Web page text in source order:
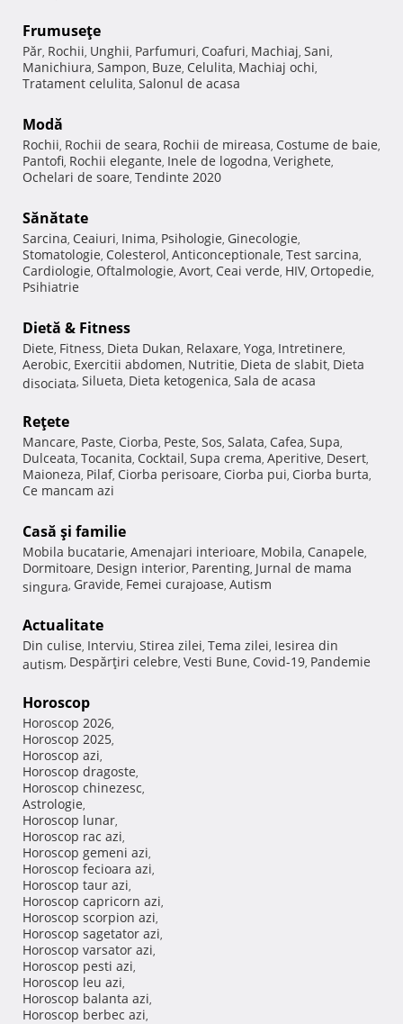
Frumuseţe
Păr, Rochii, Unghii, Parfumuri, Coafuri, Machiaj, Sani,
Manichiura, Sampon, Buze, Celulita, Machiaj ochi,
Tratament celulita, Salonul de acasa
Modă
Rochii, Rochii de seara, Rochii de mireasa, Costume de baie,
Pantofi, Rochii elegante, Inele de logodna, Verighete,
Ochelari de soare, Tendinte 2020
Sănătate
Sarcina, Ceaiuri, Inima, Psihologie, Ginecologie,
Stomatologie, Colesterol, Anticonceptionale, Test sarcina,
Cardiologie, Oftalmologie, Avort, Ceai verde, HIV, Ortopedie,
Psihiatrie
Dietă & Fitness
Diete, Fitness, Dieta Dukan, Relaxare, Yoga, Intretinere,
Aerobic, Exercitii abdomen, Nutritie, Dieta de slabit, Dieta
disociata, Silueta, Dieta ketogenica, Sala de acasa
Reţete
Mancare, Paste, Ciorba, Peste, Sos, Salata, Cafea, Supa,
Dulceata, Tocanita, Cocktail, Supa crema, Aperitive, Desert,
Maioneza, Pilaf, Ciorba perisoare, Ciorba pui, Ciorba burta,
Ce mancam azi
Casă şi familie
Mobila bucatarie, Amenajari interioare, Mobila, Canapele,
Dormitoare, Design interior, Parenting, Jurnal de mama
singura, Gravide, Femei curajoase, Autism
Actualitate
Din culise, Interviu, Stirea zilei, Tema zilei, Iesirea din
autism, Despărţiri celebre, Vesti Bune, Covid-19, Pandemie
Horoscop
Horoscop 2026,
Horoscop 2025,
Horoscop azi,
Horoscop dragoste,
Horoscop chinezesc,
Astrologie,
Horoscop lunar,
Horoscop rac azi,
Horoscop gemeni azi,
Horoscop fecioara azi,
Horoscop taur azi,
Horoscop capricorn azi,
Horoscop scorpion azi,
Horoscop sagetator azi,
Horoscop varsator azi,
Horoscop pesti azi,
Horoscop leu azi,
Horoscop balanta azi,
Horoscop berbec azi,